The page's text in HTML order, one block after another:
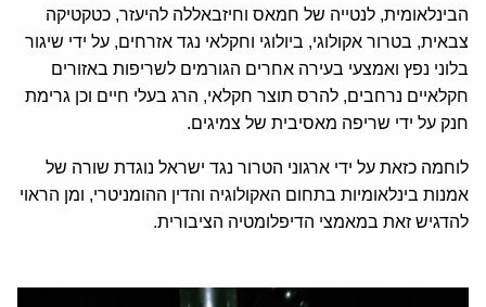
הבינלאומית, לנטייה של חמאס וחיזבאללה להיעזר, כטקטיקה
צבאית, בטרור אקולוגי, ביולוגי וחקלאי נגד אזרחים, על ידי שיגור
בלוני נפץ ואמצעי בעירה אחרים הגורמים לשריפות באזורים
חקלאיים נרחבים, להרס תוצר חקלאי, הרג בעלי חיים וכן גרימת
חנק על ידי שריפה מאסיבית של צמיגים.
לוחמה כזאת על ידי ארגוני הטרור נגד ישראל נוגדת שורה של
אמנות בינלאומיות בתחום האקולוגיה והדין ההומניטרי, ומן הראוי
להדגיש זאת במאמצי הדיפלומטיה הציבורית.